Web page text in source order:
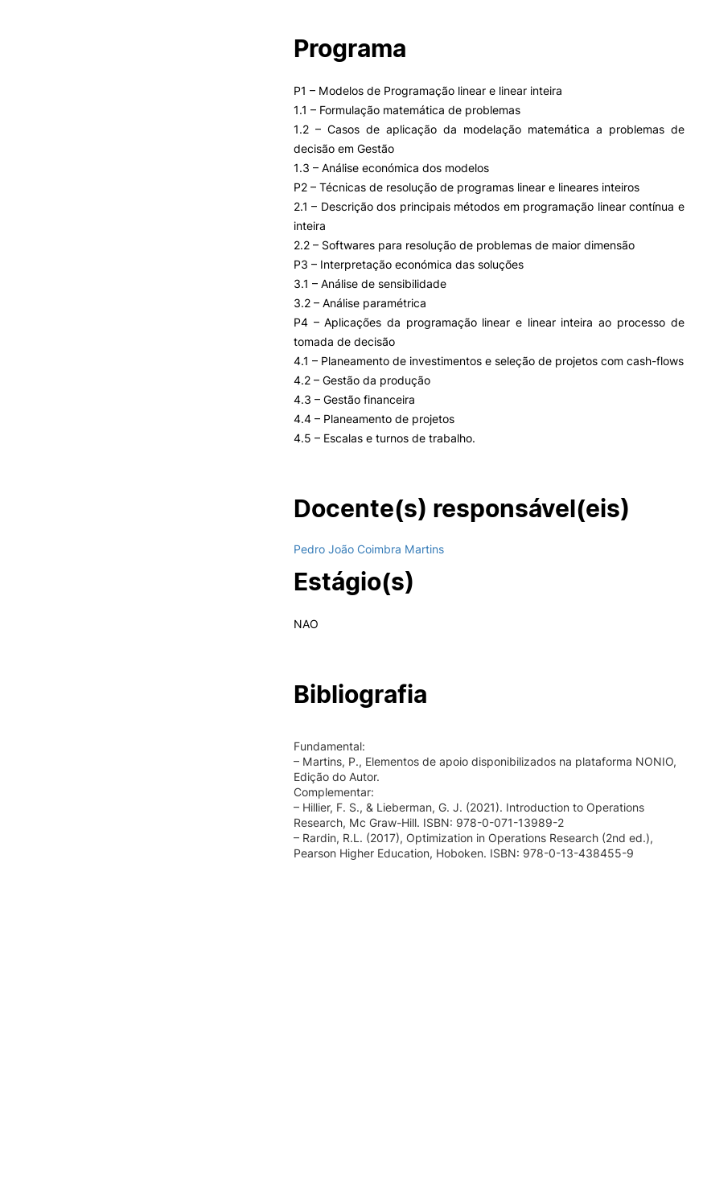
Programa
P1 – Modelos de Programação linear e linear inteira
1.1 – Formulação matemática de problemas
1.2 – Casos de aplicação da modelação matemática a problemas de
decisão em Gestão
1.3 – Análise económica dos modelos
P2 – Técnicas de resolução de programas linear e lineares inteiros
2.1 – Descrição dos principais métodos em programação linear contínua e
inteira
2.2 – Softwares para resolução de problemas de maior dimensão
P3 – Interpretação económica das soluções
3.1 – Análise de sensibilidade
3.2 – Análise paramétrica
P4 – Aplicações da programação linear e linear inteira ao processo de
tomada de decisão
4.1 – Planeamento de investimentos e seleção de projetos com cash-flows
4.2 – Gestão da produção
4.3 – Gestão financeira
4.4 – Planeamento de projetos
4.5 – Escalas e turnos de trabalho.
Docente(s) responsável(eis)
Pedro João Coimbra Martins
Estágio(s)
NAO
Bibliografia
Fundamental:
– Martins, P., Elementos de apoio disponibilizados na plataforma NONIO,
Edição do Autor.
Complementar:
– Hillier, F. S., & Lieberman, G. J. (2021). Introduction to Operations
Research, Mc Graw-Hill. ISBN: 978-0-071-13989-2
– Rardin, R.L. (2017), Optimization in Operations Research (2nd ed.),
Pearson Higher Education, Hoboken. ISBN: 978-0-13-438455-9